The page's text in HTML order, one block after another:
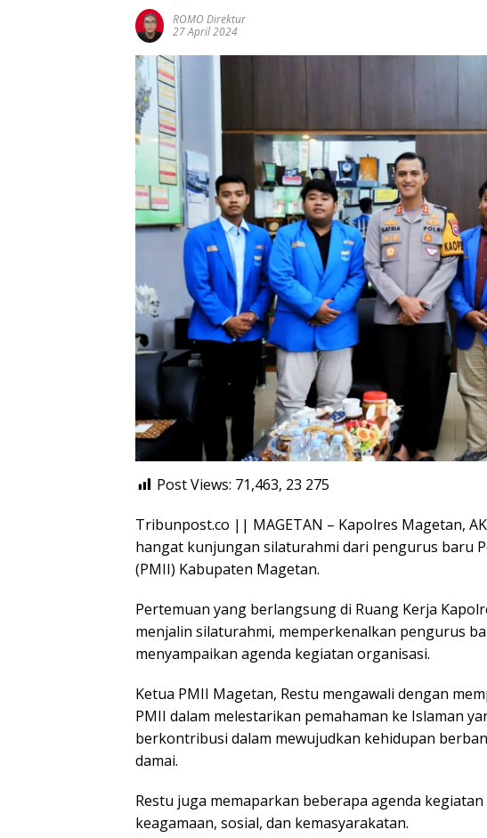
ROMO Direktur
27 April 2024
Post Views: 71,463, 23 275
Tribunpost.co || MAGETAN – Kapolres Magetan,
hangat kunjungan silaturahmi dari pengurus baru
(PMII) Kabupaten Magetan.
Pertemuan yang berlangsung di Ruang Kerja
menjalin silaturahmi, memperkenalkan pengurus
menyampaikan agenda kegiatan organisasi.
Ketua PMII Magetan, Restu mengawali dengan
PMII dalam melestarikan pemahaman ke Islaman
berkontribusi dalam mewujudkan kehidupan
damai.
Restu juga memaparkan beberapa agenda
keagamaan, sosial, dan kemasyarakatan.